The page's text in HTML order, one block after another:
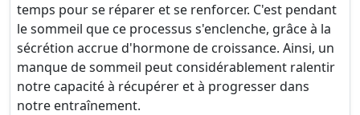
temps pour se réparer et se renforcer. C'est pendant
le sommeil que ce processus s'enclenche, grâce à la
sécrétion accrue d'hormone de croissance. Ainsi, un
manque de sommeil peut considérablement ralentir
notre capacité à récupérer et à progresser dans
notre entraînement.